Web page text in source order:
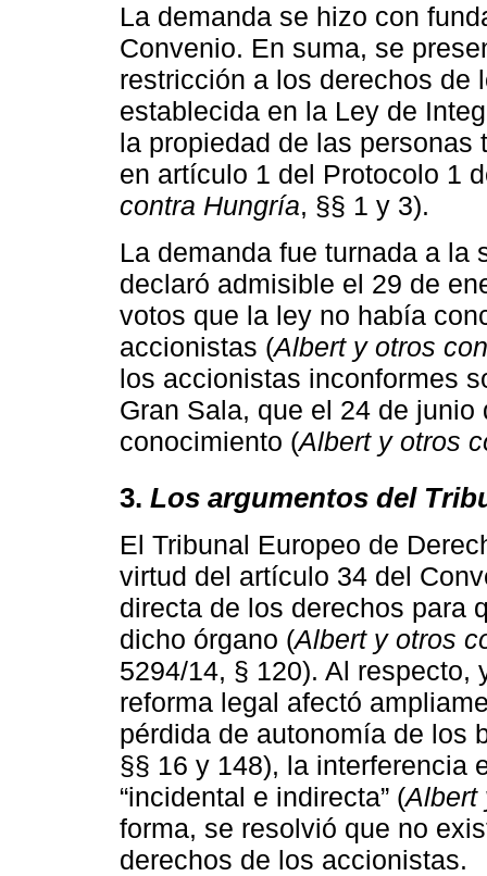
La demanda se hizo con
Convenio. En suma, se
restricción a los derechos de
establecida en la Ley de
la propiedad de las
en artículo 1 del Protocolo 1
contra Hungría, §§ 1 y 3).
La demanda fue turnada a la
declaró admisible el 29 de
votos que la ley no había
accionistas (Albert y otros
los accionistas inconformes
Gran Sala, que el 24 de
conocimiento (Albert y otros
3. Los argumentos del
El Tribunal Europeo de
virtud del artículo 34 del
directa de los derechos para
dicho órgano (Albert y otros
5294/14, § 120). Al respecto,
reforma legal afectó
pérdida de autonomía de los
§§ 16 y 148), la interferencia
“incidental e indirecta” (Albert
forma, se resolvió que no
derechos de los accionistas.